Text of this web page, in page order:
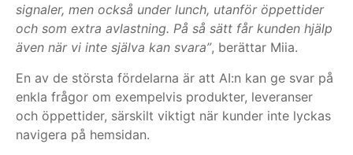
signaler, men också under lunch, utanför öppettider
och som extra avlastning. På så sätt får kunden hjälp
även när vi inte själva kan svara”, berättar Miia.
En av de största fördelarna är att AI:n kan ge svar på
enkla frågor om exempelvis produkter, leveranser
och öppettider, särskilt viktigt när kunder inte lyckas
navigera på hemsidan.